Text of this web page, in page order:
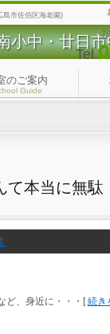
島市佐伯区海老園)
小中・廿日市
Tel.
のご案内
Guide
て本当に無駄
ど、身近に・・・[続き